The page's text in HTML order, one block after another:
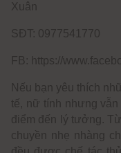
Xuân
SĐT: 0977541770
FB: https://
Nếu bạn yêu thích
tế, nữ tính nhưng
điểm đến lý tưởng.
chuyền nhẹ nhàng